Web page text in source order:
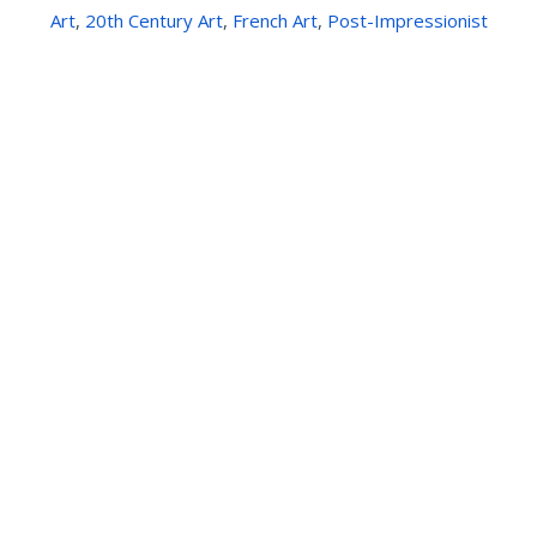
Art, 20th Century Art, French Art, Post-Impressionist